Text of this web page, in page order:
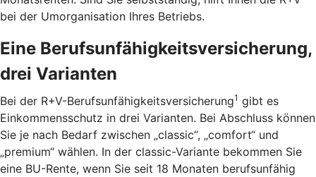
bei der Umorganisation Ihres Betriebs.
Eine Berufsunfähigkeitsversicherung,
drei Varianten
Bei der R+V-Berufsunfähigkeitsversicherung1 gibt es
Einkommensschutz in drei Varianten. Bei Abschluss können
Sie je nach Bedarf zwischen „classic“, „comfort“ und
„premium“ wählen. In der classic-Variante bekommen Sie
eine BU-Rente, wenn Sie seit 18 Monaten berufsunfähig